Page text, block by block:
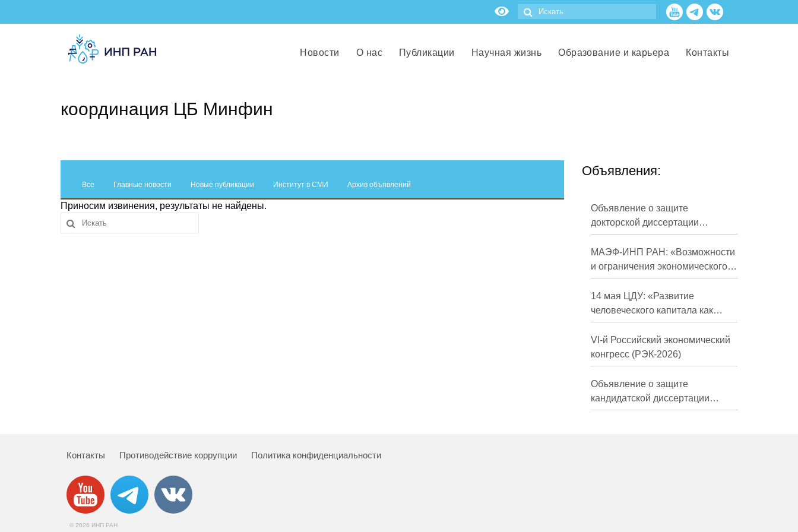
Новости О нас Публикации Научная жизнь Образование и карьера Контакты
координация ЦБ Минфин
Все Главные новости Новые публикации Институт в СМИ Архив объявлений
Приносим извинения, результаты не найдены.
Объявления:
Объявление о защите
докторской диссертации
Кузнецова Михаила
Евгеньевича
МАЭФ-ИНП РАН: «Возможности
и ограничения экономического
развития России в средне- и
долгосрочной перспективе»
14 мая ЦДУ: «Развитие
человеческого капитала как
фактор экономического роста»
VI-й Российский экономический
конгресс (РЭК-2026)
Объявление о защите
кандидатской диссертации
Трындиной Николь Сергеевны
Контакты Противодействие коррупции Политика конфиденциальности
© 2026 ИНП РАН